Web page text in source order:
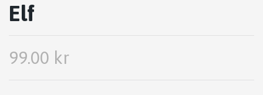
Elf
99.00 kr